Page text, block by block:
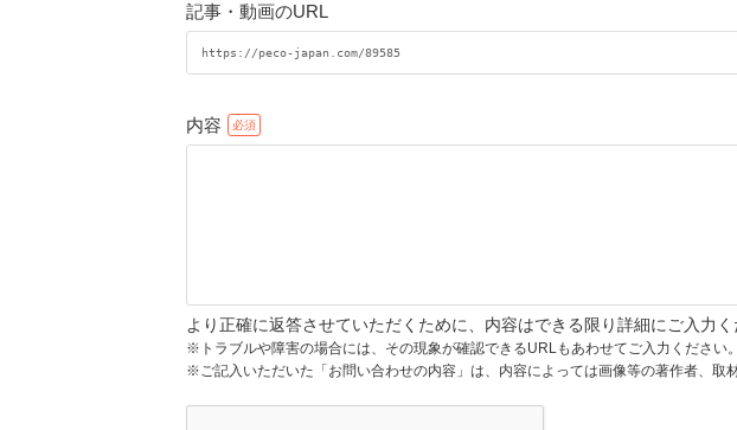
記事・動画のURL
内容
より正確に返答させていただくために、内容はできる限り詳細にご入力く
※トラブルや障害の場合には、その現象が確認できるURLもあわせてご入力ください。
※ご記入いただいた「お問い合わせの内容」は、内容によっては画像等の著作者、取